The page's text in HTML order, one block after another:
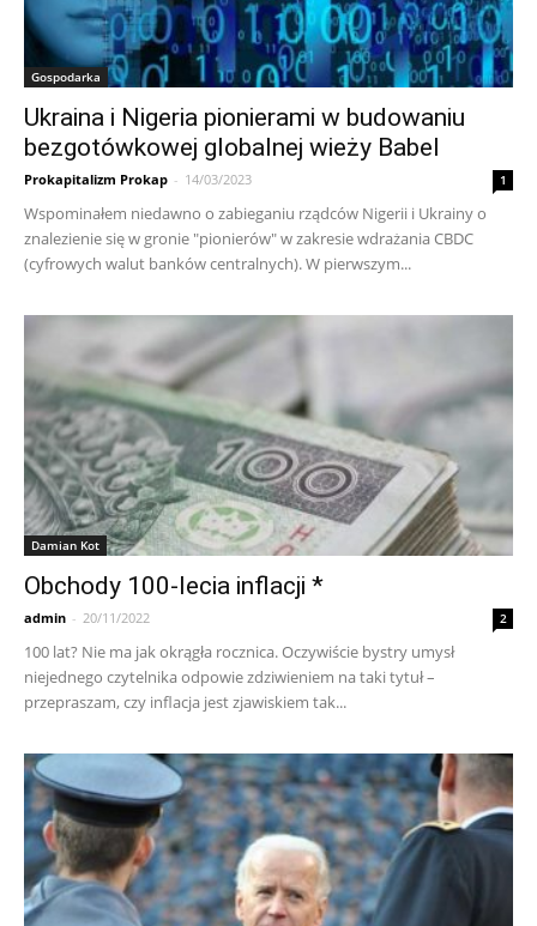
Gospodarka
Ukraina i Nigeria pionierami w budowaniu
bezgotówkowej globalnej wieży Babel
Prokapitalizm Prokap - 14/03/2023 1
Wspominałem niedawno o zabieganiu rządców Nigerii i Ukrainy o
znalezienie się w gronie "pionierów" w zakresie wdrażania CBDC
(cyfrowych walut banków centralnych). W pierwszym...
Damian Kot
Obchody 100-lecia inflacji *
admin - 20/11/2022 2
100 lat? Nie ma jak okrągła rocznica. Oczywiście bystry umysł
niejednego czytelnika odpowie zdziwieniem na taki tytuł –
przepraszam, czy inflacja jest zjawiskiem tak...